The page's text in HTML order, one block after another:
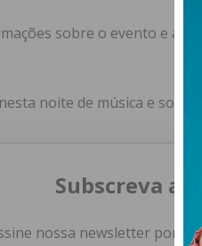
sobre o evento e
noite de música e
Subscreva a
nossa newsletter por